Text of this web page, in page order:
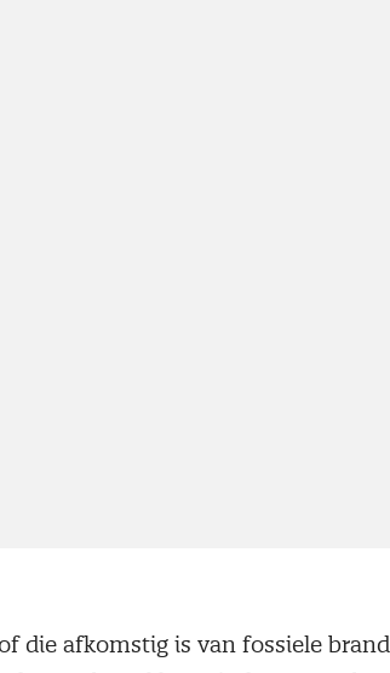
die afkomstig is van fossiele